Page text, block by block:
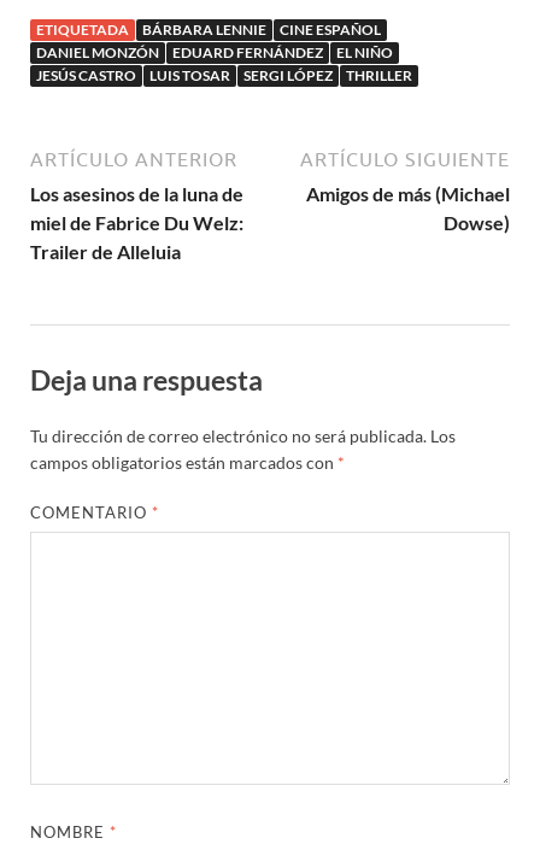
ETIQUETADA BÁRBARA LENNIE
CINE ESPAÑOL
DANIEL MONZÓN
EDUARD FERNÁNDEZ
EL NIÑO
JESÚS CASTRO
LUIS TOSAR SERGI LÓPEZ THRILLER
ARTÍCULO ANTERIOR
Los asesinos de la luna de
miel de Fabrice Du Welz:
Trailer de Alleluia
ARTÍCULO SIGUIENTE
Amigos de más (Michael
Dowse)
Deja una respuesta
Tu dirección de correo electrónico no será publicada. Los
campos obligatorios están marcados con *
COMENTARIO *
NOMBRE *